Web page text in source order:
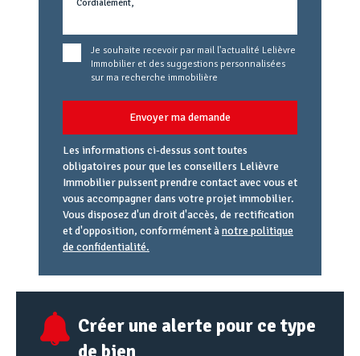
Je souhaite recevoir par mail l'actualité Lelièvre
Immobilier et des suggestions personnalisées
sur ma recherche immobilière
Envoyer ma demande
Les informations ci-dessus sont toutes
obligatoires pour que les conseillers Lelièvre
Immobilier puissent prendre contact avec vous et
vous accompagner dans votre projet immobilier.
Vous disposez d'un droit d'accès, de rectification
et d'opposition, conformément ànotre politique
de confidentialité.
email
URL
Créer une alerte pour ce type